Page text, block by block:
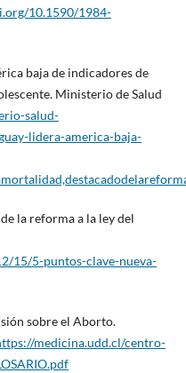
10.1590/1984-
baja de indicadores de
Ministerio de Salud
salud-
lidera-america-baja-
la reforma a la ley del
15/5-puntos-clave-nueva-
sobre el Aborto.
medicina.udd.cl/centro-